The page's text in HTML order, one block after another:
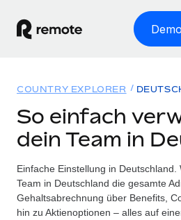
WELTWEITE BESCHÄFTIGUNG
Globale Payroll
Einfache, rechtssicher Payroll
Employer of Record
Lösungen
WELTWEITE ABDECKUNG
Country Explorer
Länderspezifische
Ressourcen
TOOLS UND RECHNER
Preise
COUNTRY EXPLORER
So einfach
dein Team in
Einfache Einstellung in
Team in Deutschland die gesamte
Gehaltsabrechnung über Benefits,
hin zu Aktienoptionen – alles auf